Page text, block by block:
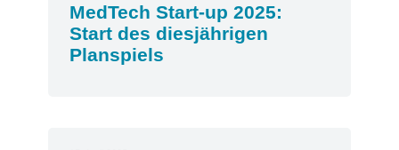
MedTech Start-up 2025:
Start des diesjährigen
Planspiels